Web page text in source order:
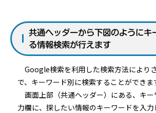
共通ヘッダーから下図のようにキ
る情報検索が行えます
Google検索を利用した検索方法により
で、キーワード別に検索することができま
画面上部（共通ヘッダー）にある、キー
力欄に、探したい情報のキーワードを入